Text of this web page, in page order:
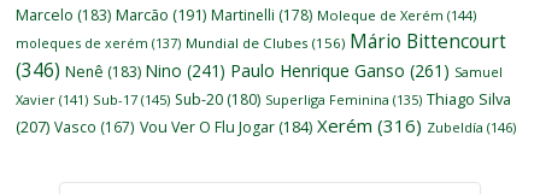
Marcelo (183) Marcão (191) Martinelli (178) Moleque de Xerém (144)
moleques de xerém (137) Mundial de Clubes (156) Mário Bittencourt
(346) Nenê (183) Nino (241) Paulo Henrique Ganso (261) Samuel
Xavier (141) Sub-17 (145) Sub-20 (180) Superliga Feminina (135) Thiago Silva
(207) Vasco (167) Vou Ver O Flu Jogar (184) Xerém (316) Zubeldía (146)